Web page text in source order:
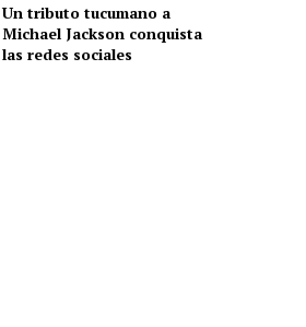
Un tributo tucumano a
Michael Jackson conquista
las redes sociales